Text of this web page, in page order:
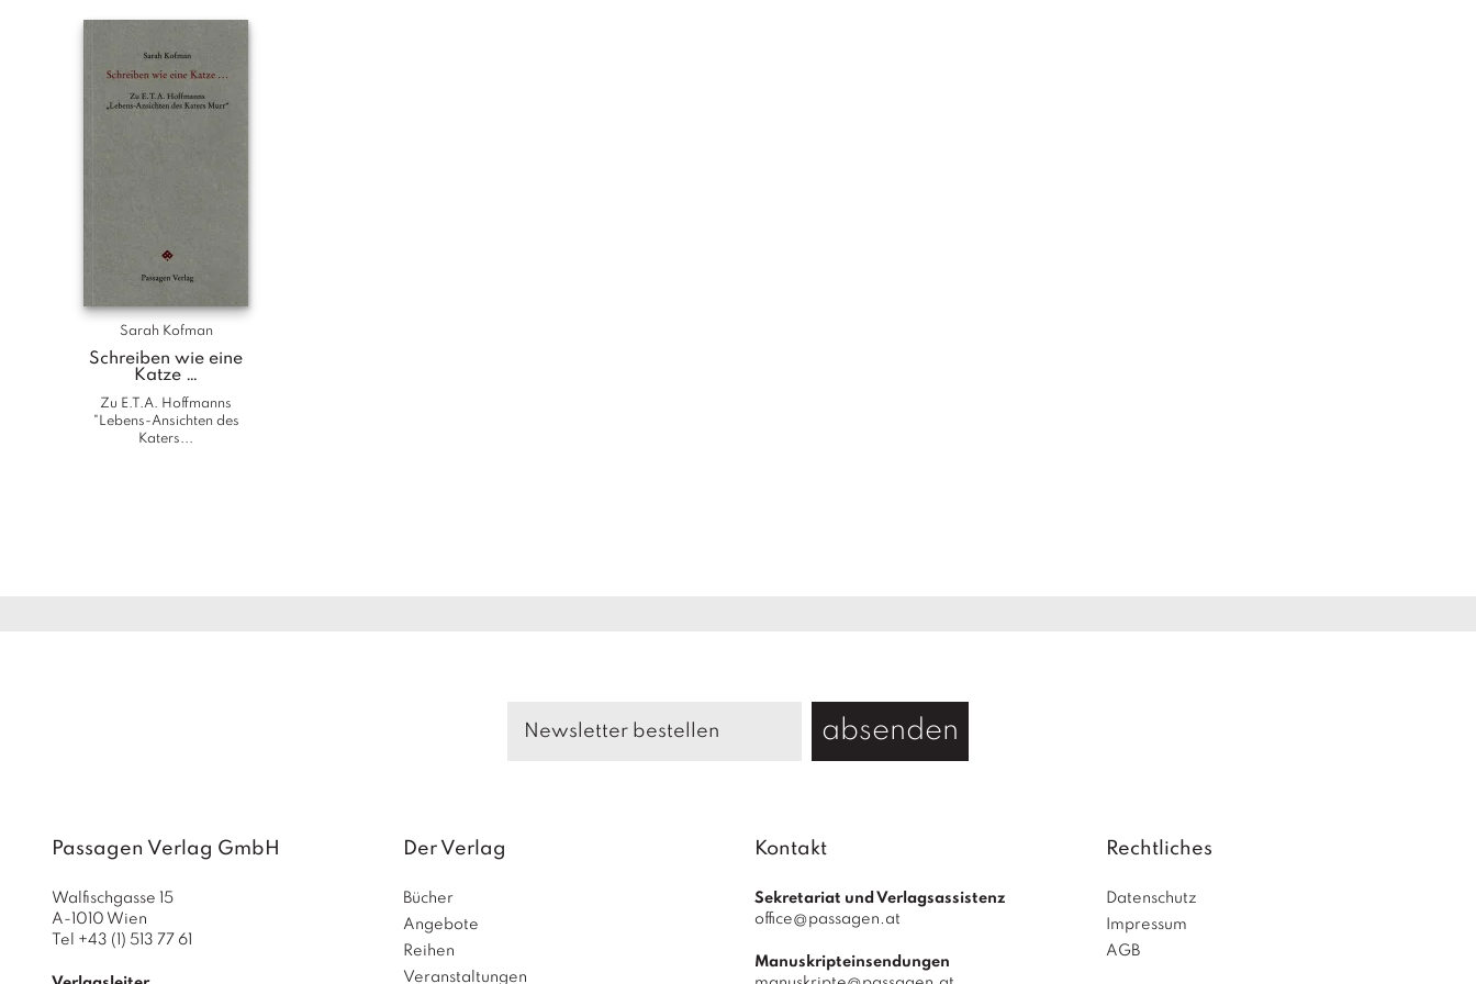
Sarah Kofman
Schreiben wie eine
Katze …
Zu E.T.A. Hoffmanns
"Lebens-Ansichten des
Katers...
absenden
Passagen Verlag GmbH
Walfischgasse 15
A-1010 Wien
Tel +43 (1) 513 77 61
Der Verlag
Bücher
Angebote
Reihen
Veranstaltungen
Kontakt
Sekretariat und Verlagsassistenz
office@passagen.at
Manuskripteinsendungen
Rechtliches
Datenschutz
Impressum
AGB